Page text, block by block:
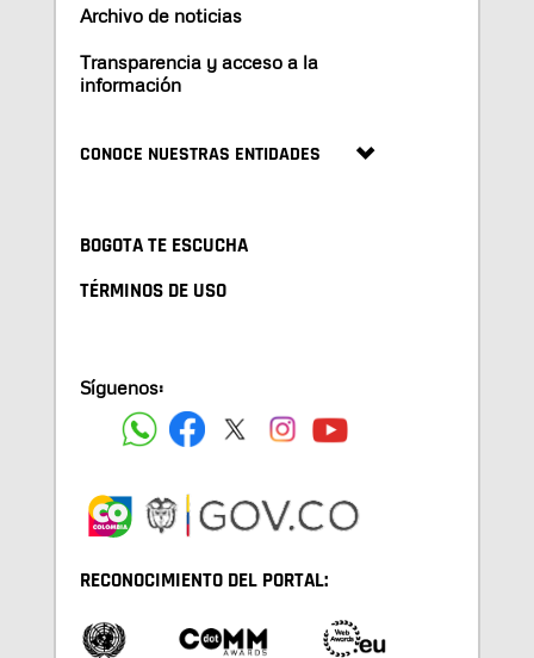
Archivo de noticias
Transparencia y acceso a la
información
CONOCE NUESTRAS ENTIDADES
BOGOTA TE ESCUCHA
TÉRMINOS DE USO
Síguenos:
RECONOCIMIENTO DEL PORTAL: